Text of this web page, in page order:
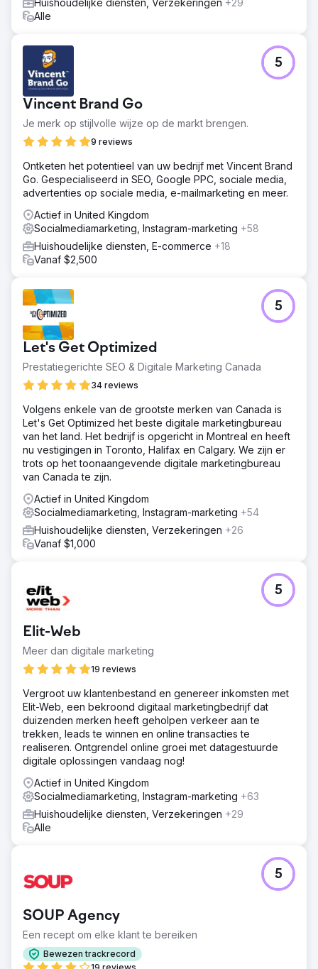
Alle
Vincent Brand Go
Je merk op stijlvolle wijze op de markt brengen.
9 reviews
5
Ontketen het potentieel van uw bedrijf met Vincent Brand
Go. Gespecialiseerd in SEO, Google PPC, sociale media,
advertenties op sociale media, e-mailmarketing en meer.
Actief in United Kingdom
Socialmediamarketing, Instagram-marketing +58
Huishoudelijke diensten, E-commerce +18
Vanaf $2,500
Let's Get Optimized
Prestatiegerichte SEO & Digitale Marketing Canada
34 reviews
5
Volgens enkele van de grootste merken van Canada is
Let's Get Optimized het beste digitale marketingbureau
van het land. Het bedrijf is opgericht in Montreal en heeft
nu vestigingen in Toronto, Halifax en Calgary. We zijn er
trots op het toonaangevende digitale marketingbureau
van Canada te zijn.
Actief in United Kingdom
Socialmediamarketing, Instagram-marketing +54
Huishoudelijke diensten, Verzekeringen +26
Vanaf $1,000
Elit-Web
Meer dan digitale marketing
19 reviews
5
Vergroot uw klantenbestand en genereer inkomsten met
Elit-Web, een bekroond digitaal marketingbedrijf dat
duizenden merken heeft geholpen verkeer aan te
trekken, leads te winnen en online transacties te
realiseren. Ontgrendel online groei met datagestuurde
digitale oplossingen vandaag nog!
Actief in United Kingdom
Socialmediamarketing, Instagram-marketing +63
Huishoudelijke diensten, Verzekeringen +29
Alle
SOUP Agency
Een recept om elke klant te bereiken
Bewezen trackrecord
5